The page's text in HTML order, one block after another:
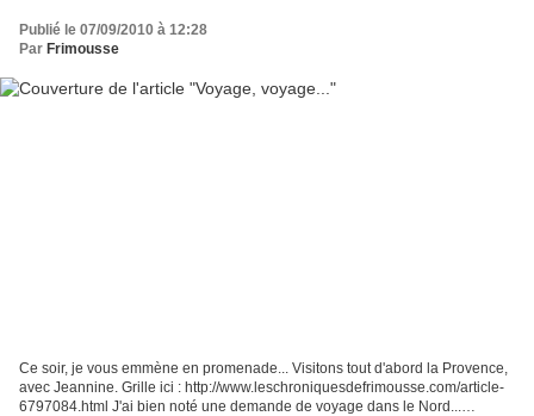
Publié le 07/09/2010 à 12:28
Par Frimousse
Ce soir, je vous emmène en promenade... Visitons tout d'abord la Provence,
avec Jeannine. Grille ici : http://www.leschroniquesdefrimousse.com/article-
6797084.html J'ai bien noté une demande de voyage dans le Nord...